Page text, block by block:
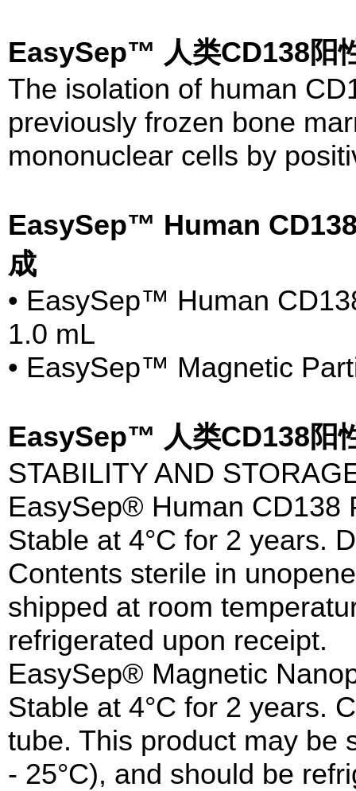
EasySep™ 人类CD138阳
The isolation of human
previously frozen bone
mononuclear cells by
EasySep™ Human
成
• EasySep™ Human
1.0 mL
• EasySep™ Magnetic
EasySep™ 人类CD138阳
STABILITY AND
EasySep® Human CD138
Stable at 4°C for 2 years.
Contents sterile in
shipped at room
refrigerated upon receipt.
EasySep® Magnetic
Stable at 4°C for 2 years.
tube. This product may be
- 25°C), and should be